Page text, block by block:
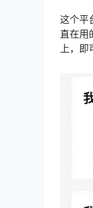
这个平
直在用
上，